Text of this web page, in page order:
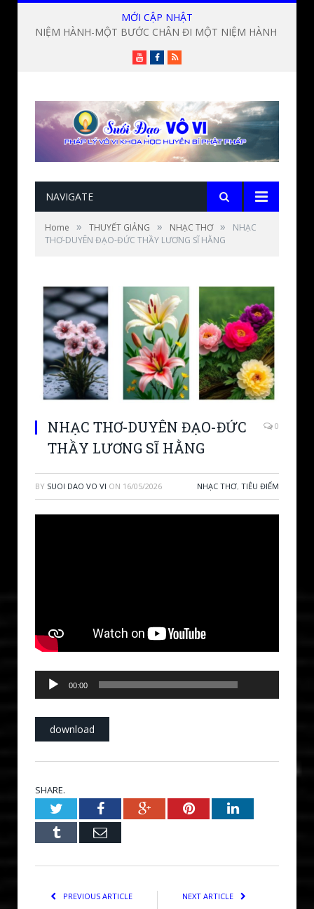
MỚI CẬP NHẬT
YoutubeFacebook
RSS
NAVIGATE
Home » THUYẾT GIẢNG » NHẠC THƠ »
NHẠC
THƠ-DUYÊN ĐẠO-ĐỨC THẦY LƯƠNG SĨ HẰNG
NHẠC THƠ-DUYÊN ĐẠO-ĐỨC
THẦY LƯƠNG SĨ HẰNG
0
BY SUOI DAO VO VI ON 16/05/2026 NHẠC THƠ, TIÊU ĐIỂM
Audio
Player
00:00
download
SHARE.
TwitterFacebookGoogle+PinterestLinkedIn
Tumblr Email
PREVIOUS ARTICLE NEXT ARTICLE